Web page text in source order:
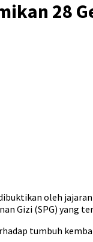
28
oleh
Gizi (SPG) yang
tumbuh